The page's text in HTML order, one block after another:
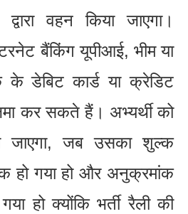
वहन किया जाएगा।
बैंकिंग यूपीआई, भीम या
डेबिट कार्ड या क्रेडिट
कर सकते हैं। अभ्यर्थी को
जाएगा, जब उसका शुल्क
हो गया हो और अनुक्रमांक
हो क्योंकि भर्ती रैली की